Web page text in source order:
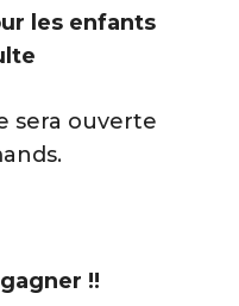
les enfants
sera ouverte
!!